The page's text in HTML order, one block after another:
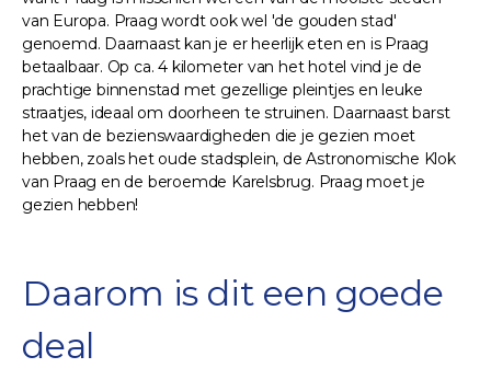
van Europa. Praag wordt ook wel 'de gouden stad'
genoemd. Daarnaast kan je er heerlijk eten en is Praag
betaalbaar. Op ca. 4 kilometer van het hotel vind je de
prachtige binnenstad met gezellige pleintjes en leuke
straatjes, ideaal om doorheen te struinen. Daarnaast barst
het van de bezienswaardigheden die je gezien moet
hebben, zoals het oude stadsplein, de Astronomische Klok
van Praag en de beroemde Karelsbrug. Praag moet je
gezien hebben!
Daarom is dit een goede
deal